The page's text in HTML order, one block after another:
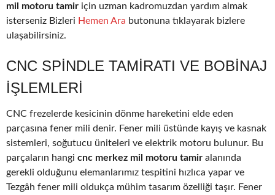
mil motoru tamir için uzman kadromuzdan yardım almak
isterseniz Bizleri Hemen Ara butonuna tıklayarak bizlere
ulaşabilirsiniz.
CNC SPINDLE TAMIRATI VE BOBINAJ
IŞLEMLERI
CNC frezelerde kesicinin dönme hareketini elde eden
parçasına fener mili denir. Fener mili üstünde kayış ve kasnak
sistemleri, soğutucu üniteleri ve elektrik motoru bulunur. Bu
parçaların hangi cnc merkez mil motoru tamir alanında
gerekli olduğunu elemanlarımız tespitini hızlıca yapar ve
Tezgâh fener mili oldukça mühim tasarım özelliği taşır. Fener